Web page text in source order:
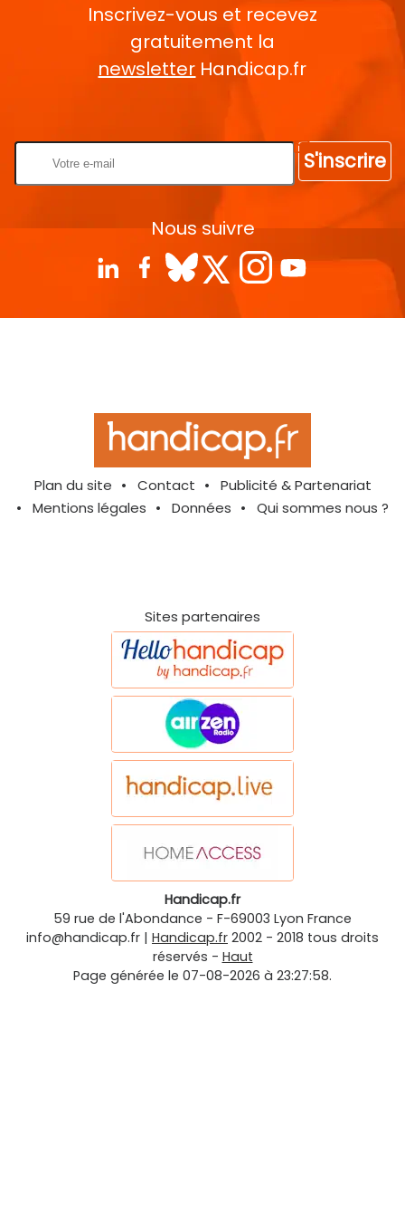
Inscrivez-vous et recevez
gratuitement la
newsletter Handicap.fr
S'inscrire
Nous suivre
Plan du site Contact
Publicité & Partenariat
Mentions légales
Données Qui sommes nous ?
Sites partenaires
Handicap.fr
59 rue de l'Abondance - F-69003 Lyon France
info@handicap.fr | Handicap.fr 2002 - 2018 tous droits
réservés - Haut
Page générée le 07-08-2026 à 23:27:58.